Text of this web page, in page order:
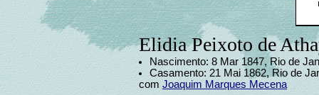
Elidia Peixoto de
Nascimento: 8 Mar 1847, Rio de
Casamento: 21 Mai 1862, Rio de
com Joaquim Marques Mecena